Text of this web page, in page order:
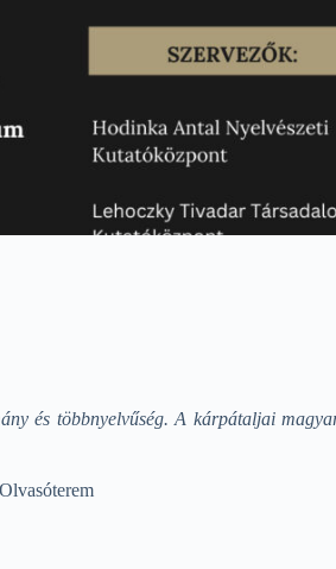
és többnyelvűség.A kárpátaljai